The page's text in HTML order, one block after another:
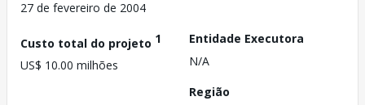
27 de fevereiro de 2004
Custo total do projeto 1
US$ 10.00 milhões
Entidade Executora
N/A
Região